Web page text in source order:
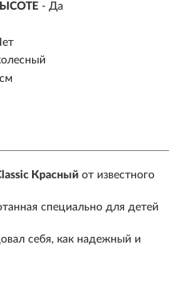
- Да
Красный от известного
специально для детей
себя, как надежный и